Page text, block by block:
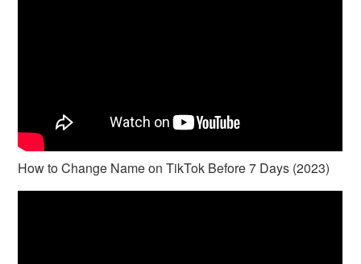
How to Change Name on TikTok Before 7 Days (2023)